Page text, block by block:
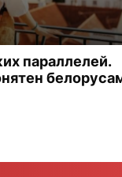
параллелей.